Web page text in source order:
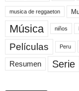
musica de reggaeton
Música niños
Películas Peru
Resumen Serie